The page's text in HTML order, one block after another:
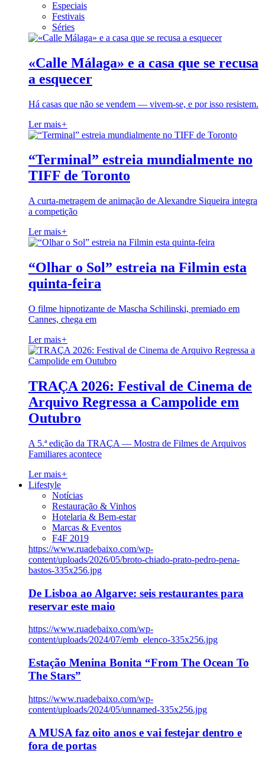
Especiais
Festivais
Séries
«Calle Málaga» e a casa que se recusa
a esquecer
Há casas que não se vendem — vivem-se, e por isso resistem.
Ler mais+
“Terminal” estreia mundialmente no
TIFF de Toronto
A curta-metragem de animação de Alexandre Siqueira integra
a competição
Ler mais+
“Olhar o Sol” estreia na Filmin esta
quinta-feira
O filme hipnotizante de Mascha Schilinski, premiado em
Cannes, chega em
Ler mais+
TRAÇA 2026: Festival de Cinema de
Arquivo Regressa a Campolide em
Outubro
A 5.ª edição da TRAÇA — Mostra de Filmes de Arquivos
Familiares acontece
Ler mais+
Lifestyle
Notícias
Restauração & Vinhos
Hotelaria & Bem-estar
Marcas & Eventos
F4F 2019
https://www.ruadebaixo.com/wp-
content/uploads/2026/05/broto-chiado-prato-pedro-pena-
bastos-335x256.jpg
De Lisboa ao Algarve: seis restaurantes para
reservar este maio
https://www.ruadebaixo.com/wp-
content/uploads/2024/07/emb_elenco-335x256.jpg
Estação Menina Bonita “From The Ocean To
The Stars”
https://www.ruadebaixo.com/wp-
content/uploads/2024/05/unnamed-335x256.jpg
A MUSA faz oito anos e vai festejar dentro e
fora de portas